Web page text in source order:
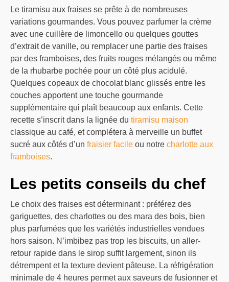
Le tiramisu aux fraises se prête à de nombreuses
variations gourmandes. Vous pouvez parfumer la crème
avec une cuillère de limoncello ou quelques gouttes
d’extrait de vanille, ou remplacer une partie des fraises
par des framboises, des fruits rouges mélangés ou même
de la rhubarbe pochée pour un côté plus acidulé.
Quelques copeaux de chocolat blanc glissés entre les
couches apportent une touche gourmande
supplémentaire qui plaît beaucoup aux enfants. Cette
recette s’inscrit dans la lignée du tiramisu maison
classique au café, et complétera à merveille un buffet
sucré aux côtés d’un fraisier facile ou notre charlotte aux
framboises.
Les petits conseils du chef
Le choix des fraises est déterminant : préférez des
gariguettes, des charlottes ou des mara des bois, bien
plus parfumées que les variétés industrielles vendues
hors saison. N’imbibez pas trop les biscuits, un aller-
retour rapide dans le sirop suffit largement, sinon ils
détrempent et la texture devient pâteuse. La réfrigération
minimale de 4 heures permet aux saveurs de fusionner et